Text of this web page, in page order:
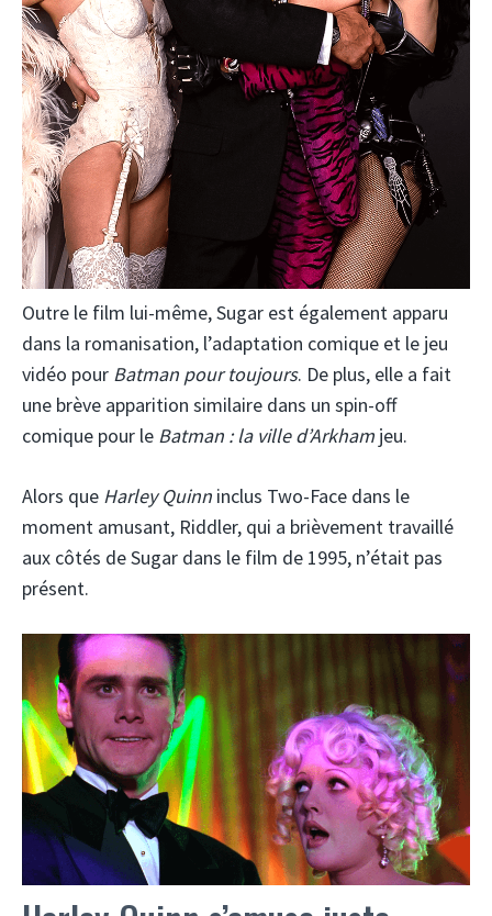
Outre le film lui-même, Sugar est également apparu
dans la romanisation, l’adaptation comique et le jeu
vidéo pour Batman pour toujours. De plus, elle a fait
une brève apparition similaire dans un spin-off
comique pour le Batman : la ville d’Arkham jeu.
Alors que Harley Quinn inclus Two-Face dans le
moment amusant, Riddler, qui a brièvement travaillé
aux côtés de Sugar dans le film de 1995, n’était pas
présent.